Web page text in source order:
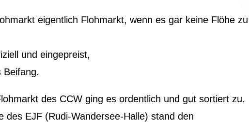
eigentlich Flohmarkt, wenn es gar keine Flöhe zu
und eingepreist,
Beifang.
des CCW ging es ordentlich und gut sortiert zu.
des EJF (Rudi-Wandersee-Halle) stand den